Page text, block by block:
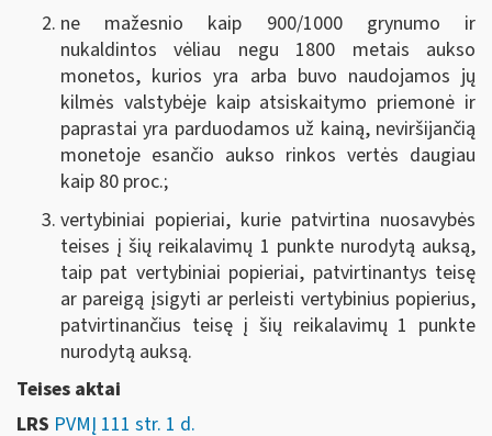
ne mažesnio kaip 900/1000 grynumo ir
nukaldintos vėliau negu 1800 metais aukso
monetos, kurios yra arba buvo naudojamos jų
kilmės valstybėje kaip atsiskaitymo priemonė ir
paprastai yra parduodamos už kainą, neviršijančią
monetoje esančio aukso rinkos vertės daugiau
kaip 80 proc.;
vertybiniai popieriai, kurie patvirtina nuosavybės
teises į šių reikalavimų 1 punkte nurodytą auksą,
taip pat vertybiniai popieriai, patvirtinantys teisę
ar pareigą įsigyti ar perleisti vertybinius popierius,
patvirtinančius teisę į šių reikalavimų 1 punkte
nurodytą auksą.
Teises aktai
LRS PVMĮ 111 str. 1 d.